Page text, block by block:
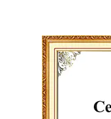
el cliente
innovación,
cliente y la
con